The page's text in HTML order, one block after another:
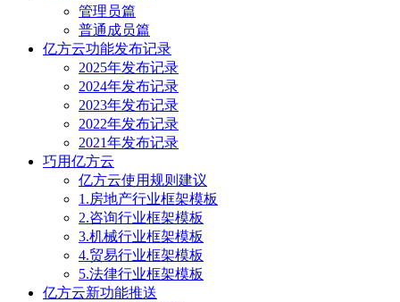
管理员篇
普通成员篇
亿方云功能发布记录
2025年发布记录
2024年发布记录
2023年发布记录
2022年发布记录
2021年发布记录
巧用亿方云
亿方云使用规则建议
1.房地产行业框架模板
2.咨询行业框架模板
3.机械行业框架模板
4.贸易行业框架模板
5.法律行业框架模板
亿方云新功能推送